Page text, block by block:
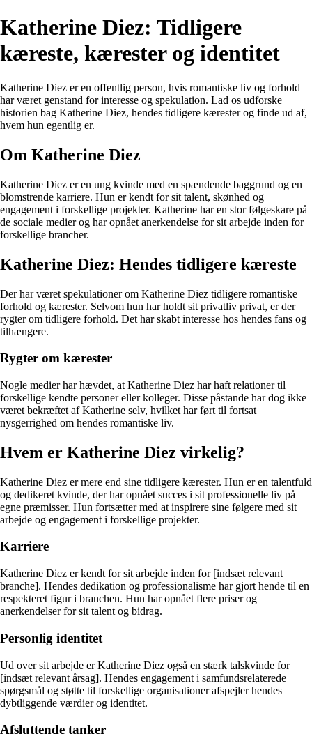
Katherine Diez: Tidligere
kæreste, kærester og identitet
Katherine Diez er en offentlig person, hvis romantiske liv og forhold
har været genstand for interesse og spekulation. Lad os udforske
historien bag Katherine Diez, hendes tidligere kærester og finde ud af,
hvem hun egentlig er.
Om Katherine Diez
Katherine Diez er en ung kvinde med en spændende baggrund og en
blomstrende karriere. Hun er kendt for sit talent, skønhed og
engagement i forskellige projekter. Katherine har en stor følgeskare på
de sociale medier og har opnået anerkendelse for sit arbejde inden for
forskellige brancher.
Katherine Diez: Hendes tidligere kæreste
Der har været spekulationer om Katherine Diez tidligere romantiske
forhold og kærester. Selvom hun har holdt sit privatliv privat, er der
rygter om tidligere forhold. Det har skabt interesse hos hendes fans og
tilhængere.
Rygter om kærester
Nogle medier har hævdet, at Katherine Diez har haft relationer til
forskellige kendte personer eller kolleger. Disse påstande har dog ikke
været bekræftet af Katherine selv, hvilket har ført til fortsat
nysgerrighed om hendes romantiske liv.
Hvem er Katherine Diez virkelig?
Katherine Diez er mere end sine tidligere kærester. Hun er en talentfuld
og dedikeret kvinde, der har opnået succes i sit professionelle liv på
egne præmisser. Hun fortsætter med at inspirere sine følgere med sit
arbejde og engagement i forskellige projekter.
Karriere
Katherine Diez er kendt for sit arbejde inden for [indsæt relevant
branche]. Hendes dedikation og professionalisme har gjort hende til en
respekteret figur i branchen. Hun har opnået flere priser og
anerkendelser for sit talent og bidrag.
Personlig identitet
Ud over sit arbejde er Katherine Diez også en stærk talskvinde for
[indsæt relevant årsag]. Hendes engagement i samfundsrelaterede
spørgsmål og støtte til forskellige organisationer afspejler hendes
dybtliggende værdier og identitet.
Afsluttende tanker